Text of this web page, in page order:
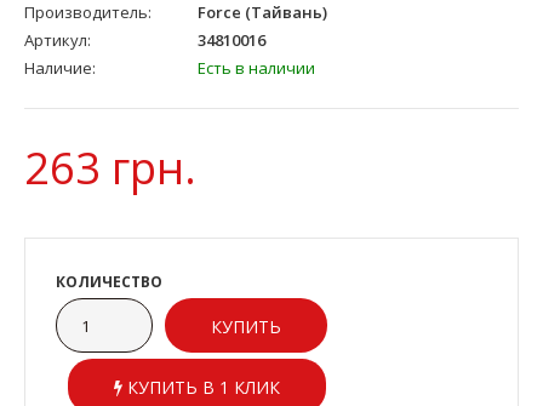
Производитель:
Force (Тайвань)
Артикул:
34810016
Наличие:
Есть в наличии
263 грн.
КОЛИЧЕСТВО
КУПИТЬ В 1 КЛИК